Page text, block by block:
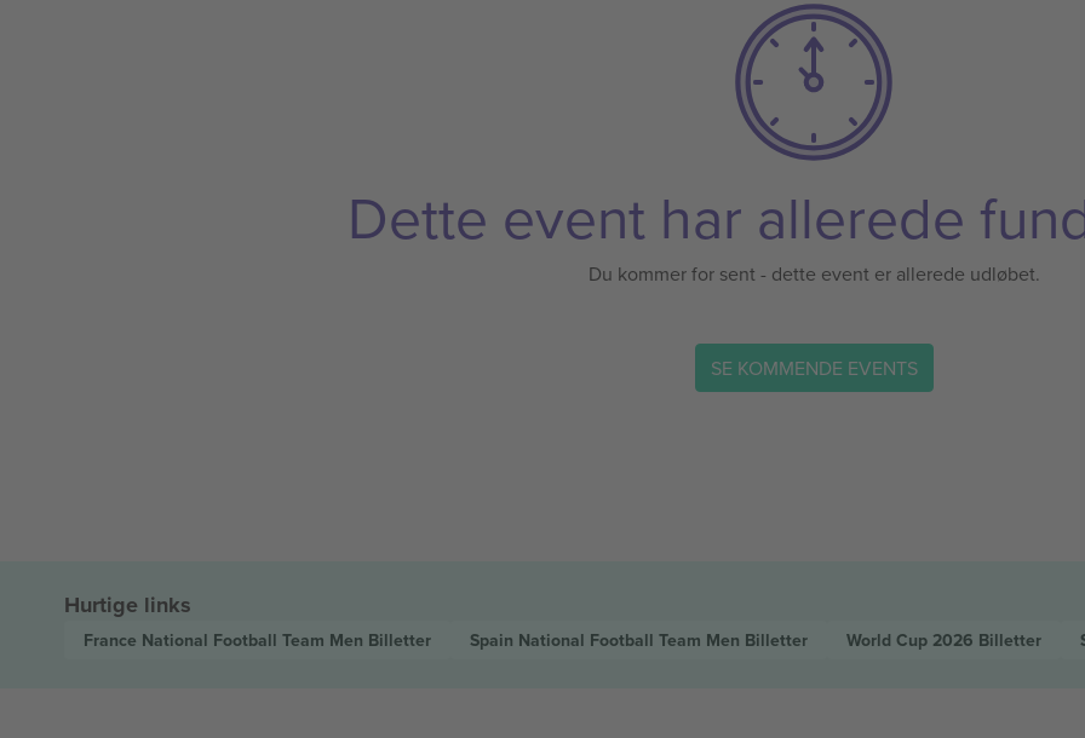
Dette event har allerede
Du kommer for sent - dette event er allerede udløbet.
SE KOMMENDE EVENTS
Hurtige links
France National Football Team Men Billetter Spain National Football Team Men Billetter World Cup 2026 Billetter